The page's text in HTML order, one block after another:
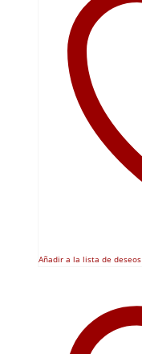
Añadir a la lista de deseos